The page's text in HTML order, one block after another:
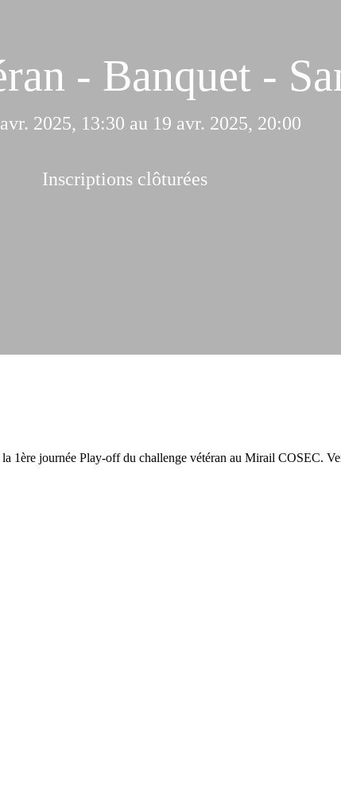
- Banquet -
2025, 13:30 au 19 avr. 2025, 20:00
Inscriptions clôturées
1ère journée Play-off du challenge vétéran au Mirail COSEC.